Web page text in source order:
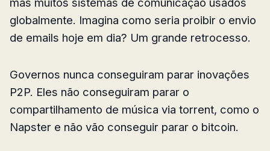
globalmente. Imagina como seria proibir o envio
de emails hoje em dia? Um grande retrocesso.
Governos nunca conseguiram parar inovações
P2P. Eles não conseguiram parar o
compartilhamento de música via torrent, como o
Napster e não vão conseguir parar o bitcoin.